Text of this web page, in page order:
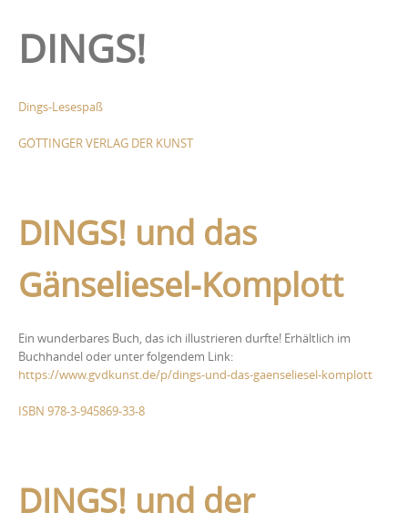
DINGS!
Dings-Lesespaß
GÖTTINGER VERLAG DER KUNST
DINGS! und das
Gänseliesel-Komplott
Ein wunderbares Buch, das ich illustrieren durfte! Erhältlich im
Buchhandel oder unter folgendem Link:
https://www.gvdkunst.de/p/dings-und-das-gaenseliesel-komplott
ISBN 978-3-945869-33-8
DINGS! und der